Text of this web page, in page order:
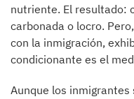
nutriente. El resultado:
carbonada o locro.
con la inmigración,
condicionante es el
Aunque los